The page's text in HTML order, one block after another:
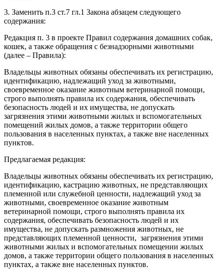
3. Заменить п.3 ст.7 гл.1 Закона абзацем следующего
содержания:
Редакция п. 3 в проекте Правил содержания домашних собак,
кошек, а также обращения с безнадзорными животными
(далее – Правила):
Владельцы животных обязаны обеспечивать их регистрацию,
идентификацию, надлежащий уход за животными,
своевременное оказание животным ветеринарной помощи,
строго выполнять правила их содержания, обеспечивать
безопасность людей и их имущества, не допускать
загрязнения этими животными жилых и вспомогательных
помещений жилых домов, а также территории общего
пользования в населенных пунктах, а также вне населенных
пунктов.
Предлагаемая редакция:
Владельцы животных обязаны обеспечивать их регистрацию,
идентификацию, кастрацию животных, не представляющих
племенной или служебной ценности, надлежащий‌ уход за
животными, своевременное оказание животным
ветеринарной‌ помощи, строго выполнять правила их
содержания, обеспечивать безопасность людей‌ и их
имущества, не допускать размножения животных, не
представляющих племенной ценности, загрязнения этими
животными жилых и вспомогательных помещении‌ жилых
домов, а также территории общего пользования в населенных
пунктах, а также вне населенных пунктов.